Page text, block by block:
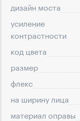
дизайн моста
усиление
контрастности
код цвета
размер
флекс
на ширину лица
материал оправы